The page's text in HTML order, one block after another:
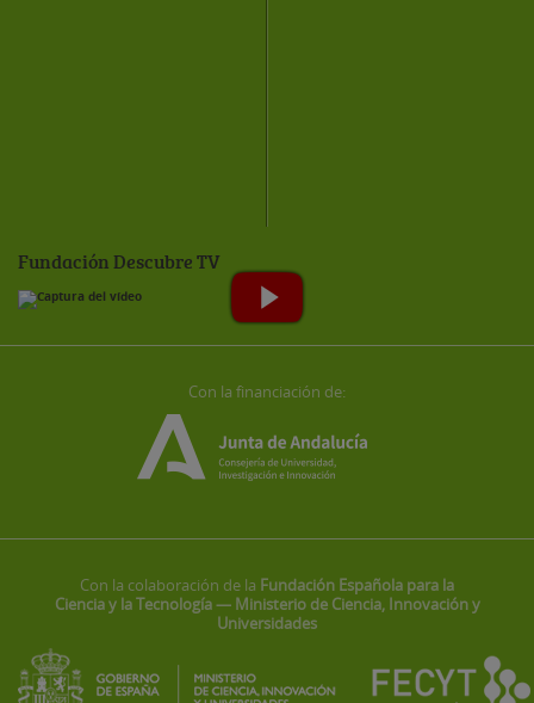
Fundación Descubre TV
Con la financiación de:
Con la colaboración de la Fundación Española para la
Ciencia y la Tecnología — Ministerio de Ciencia, Innovación y
Universidades